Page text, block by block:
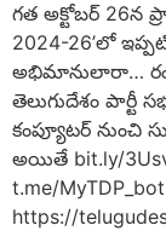
గత అక్టోబర్ 26న
2024-26’లో
అభిమానులారా… రండి!
తెలుగుదేశం పార్టీ
కంప్యూటర్ నుంచి
అయితే bit.ly/
t.me/
https://